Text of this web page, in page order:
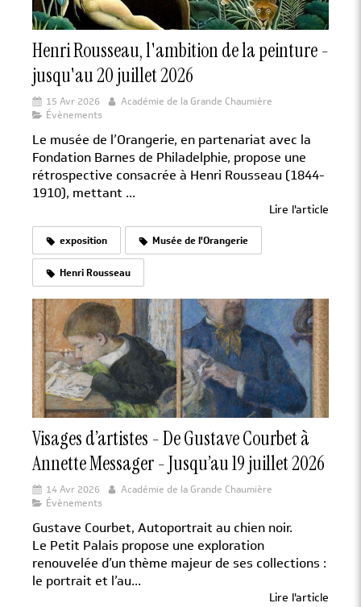
Henri Rousseau, l'ambition de la peinture -
jusqu'au 20 juillet 2026
15 Avr 2026
Académie de la Grande Chaumière
Évènements
Le musée de l’Orangerie, en partenariat avec la
Fondation Barnes de Philadelphie, propose une
rétrospective consacrée à Henri Rousseau (1844-
1910), mettant ...
Lire l'article
exposition Musée de l'Orangerie
Henri Rousseau
Visages d’artistes - De Gustave Courbet à
Annette Messager - Jusqu’au 19 juillet 2026
14 Avr 2026
Académie de la Grande Chaumière
Évènements
Gustave Courbet, Autoportrait au chien noir.
Le Petit Palais propose une exploration
renouvelée d’un thème majeur de ses collections :
le portrait et l’au...
Lire l'article